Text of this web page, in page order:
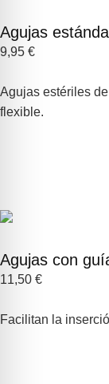
Agujas
9,95 €
Agujas estériles
flexible.
Agujas con
11,50 €
Facilitan la